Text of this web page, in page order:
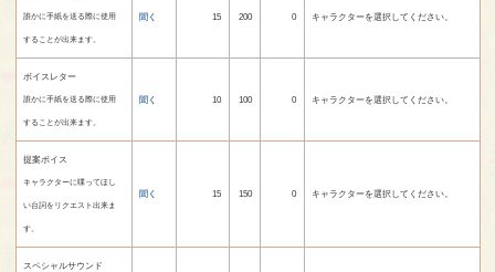
誰かに手紙を送る際に使用
することが出来ます。
聞く 15 200 0 キャラクターを選択してください。
ボイスレター
誰かに手紙を送る際に使用
することが出来ます。
聞く 10 100 0 キャラクターを選択してください。
提案ボイス
キャラクターに喋ってほし
い台詞をリクエスト出来ま
す。
聞く 15 150 0 キャラクターを選択してください。
スペシャルサウンド